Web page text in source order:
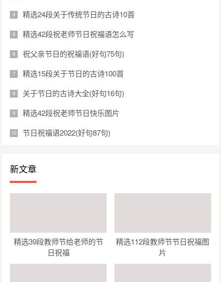
精选24段关于传统节日的古诗10首
精选42段祝老师节日祝福语怎么写
祝父亲节日的祝福语(好句75句)
精选15段关于节日的古诗100首
关于节日的古诗大全(好句16句)
精选42段祝老师节日快乐图片
节日祝福语2022(好句87句)
新文章
精选39段教师节给老师的节
日祝福
精选112段教师节节日祝福图
片